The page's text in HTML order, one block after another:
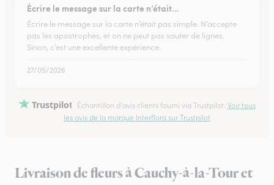
Écrire le message sur la carte n’était…
Écrire le message sur la carte n’était pas simple. N’accepte
pas les apostrophes, et on ne peut pas sauter de lignes.
Sinon, c’est une excellente expérience.
27/05/2026
Trustpilot Échantillon d'avis clients fourni via Trustpilot. Voir tous
les avis de la marque Interflora sur Trustpilot
Livraison de fleurs à Cauchy-à-la-Tour et